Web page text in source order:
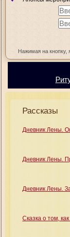
Нажимая на кнопку,
Рассказы
Дневник Лены.
Дневник Лены.
Дневник Лены.
Сказка о том,